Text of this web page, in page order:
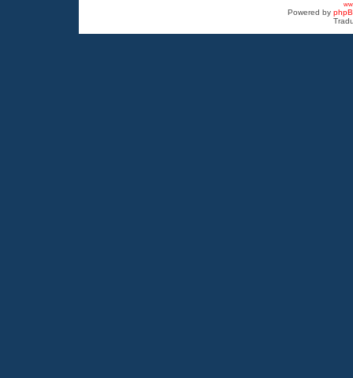
Powered by